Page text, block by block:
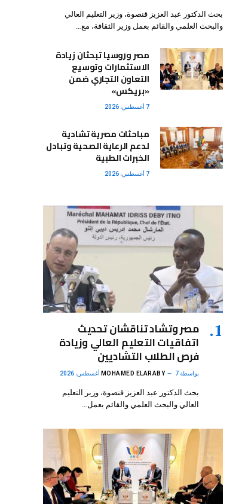
بحث الدكتور عبد العزيز قنصوة، وزير التعليم العالي
والبحث العلمي والقائم بعمل وزير الثقافة، مع…
مصر وروسيا تبحثان زيادة
الاستثمارات وتوسيع
التعاون التجاري ضمن
«بريكس»
7 أغسطس، 2026
مباحثات مصرية تشادية
لدعم الرعاية الصحية وتبادل
الخبرات الطبية
7 أغسطس، 2026
مصر وتشاد تناقشان تحديث
اتفاقيات التعليم العالي وزيادة
فرص الطلاب التشاديين
بواسطة MOHAMED ELARABY 7 أغسطس، 2026
بحث الدكتور عبد العزيز قنصوة، وزير التعليم
العالي والبحث العلمي والقائم بعمل…